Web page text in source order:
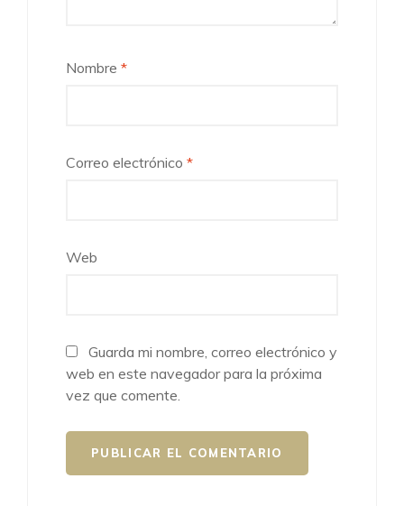
Nombre *
Correo electrónico *
Web
Guarda mi nombre, correo electrónico y
web en este navegador para la próxima
vez que comente.